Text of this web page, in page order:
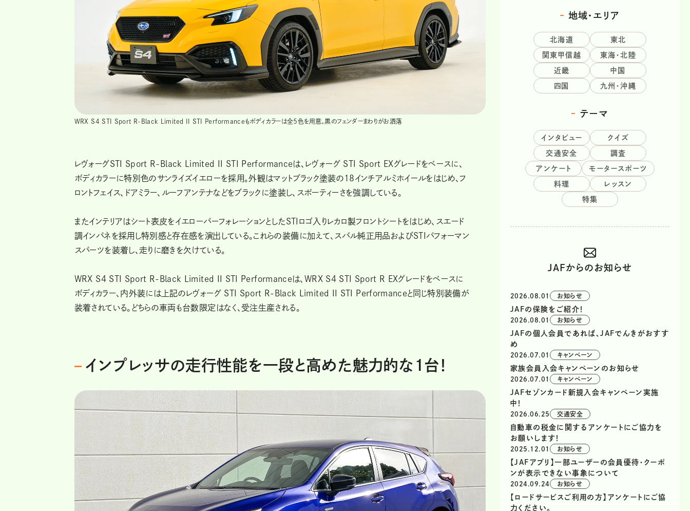
WRX S4 STI Sport R-Black Limited II STI Performanceもボディカラーは全５色を用意。黒のフェンダーまわりがお洒落
レヴォーグSTI Sport R-Black Limited II STI Performanceは、レヴォーグ STI Sport EXグレードをベースに、
ボディカラーに特別色のサンライズイエローを採用。外観はマットブラック塗装の18インチアルミホイールをはじめ、フ
ロントフェイス、ドアミラー、ルーフアンテナなどをブラックに塗装し、スポーティーさを強調している。
またインテリアはシート表皮をイエローパーフォレーションとしたSTIロゴ入りレカロ製フロントシートをはじめ、スエード
調インパネを採用し特別感と存在感を演出している。これらの装備に加えて、スバル純正用品およびSTIパフォーマン
スパーツを装着し、走りに磨きを欠けている。
WRX S4 STI Sport R-Black Limited II STI Performanceは、WRX S4 STI Sport R EXグレードをベースに
ボディカラー、内外装には上記のレヴォーグ STI Sport R-Black Limited II STI Performanceと同じ特別装備が
装着されている。どちらの車両も台数限定はなく、受注生産される。
インプレッサの走行性能を一段と高めた魅力的な1台！
地域・エリア
北海道 東北
関東甲信越 東海・北陸
近畿 中国
四国 九州・沖縄
テーマ
インタビュー クイズ
交通安全 調査
アンケート モータースポーツ
料理 レッスン
特集
JAFからのお知らせ
2026.08.01 お知らせ
JAFの保険をご紹介！
2026.08.01 お知らせ
JAFの個人会員であれば、JAFでんきがおすす
め
2026.07.01 キャンペーン
家族会員入会キャンペーンのお知らせ
2026.07.01 キャンペーン
JAFセゾンカード新規入会キャンペーン実施
中！
2026.06.25 交通安全
自動車の税金に関するアンケートにご協力を
お願いします！
2025.12.01 お知らせ
【JAFアプリ】一部ユーザーの会員優待・クーポ
ンが表示できない事象について
2024.09.24 お知らせ
【ロードサービスご利用の方】アンケートにご協
力ください。